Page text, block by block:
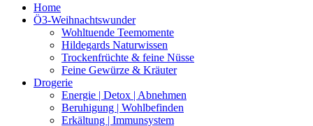
Home
Ö3-Weihnachtswunder
Wohltuende Teemomente
Hildegards Naturwissen
Trockenfrüchte & feine Nüsse
Feine Gewürze & Kräuter
Drogerie
Energie | Detox | Abnehmen
Beruhigung | Wohlbefinden
Erkältung | Immunsystem